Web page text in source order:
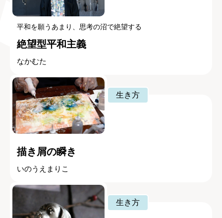
平和を願うあまり、思考の沼で絶望する
絶望型平和主義
なかむた
生き方
描き屑の瞬き
いのうえまりこ
生き方